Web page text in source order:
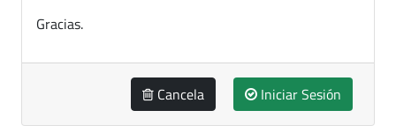
Gracias.
Cancela Iniciar Sesión